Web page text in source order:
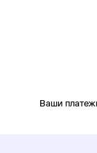
Ваши